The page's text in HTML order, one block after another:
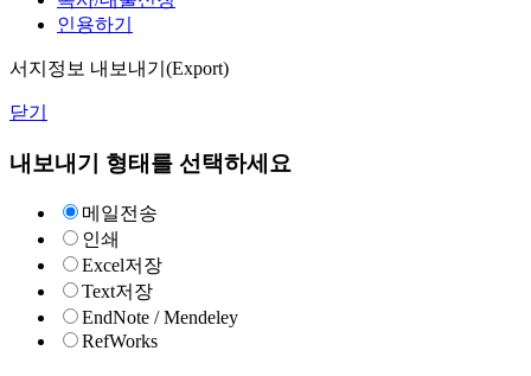
인용하기
서지정보 내보내기(Export)
닫기
내보내기 형태를 선택하세요
메일전송
인쇄
Excel저장
Text저장
EndNote / Mendeley
RefWorks